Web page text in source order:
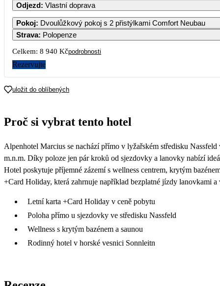
1
4 860
2
4 860
3
4 860
7 8 9 10
4 470 4 470 4 470 4 470
Odjezd: Vlastní doprava
Pokoj: Dvoulůžkový pokoj s 2 přistýlkami Comfort Neubau
Strava: Polopenze
Celkem: 8 940 Kčpodrobnosti
Rezervujte
uložit do oblíbených
Proč si vybrat tento hotel
Alpenhotel Marcius se nachází přímo v lyžařském středisku
m.n.m. Díky poloze jen pár kroků od sjezdovky a lanovky nabízí
Hotel poskytuje příjemné zázemí s wellness centrem, krytým
+Card Holiday, která zahrnuje například bezplatné jízdy lanovkami a
Letní karta +Card Holiday v ceně pobytu
Poloha přímo u sjezdovky ve středisku Nassfeld
Wellness s krytým bazénem a saunou
Rodinný hotel v horské vesnici Sonnleitn